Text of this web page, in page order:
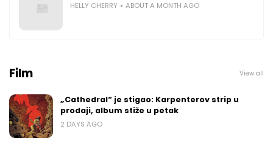
HELLY CHERRY ABOUT A MONTH AGO
Film View all
„Cathedral“ je stigao: Karpenterov strip u
prodaji, album stiže u petak
2 DAYS AGO